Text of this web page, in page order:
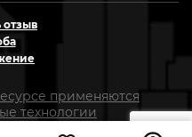
отзыв
применяются
технологии
предоставления